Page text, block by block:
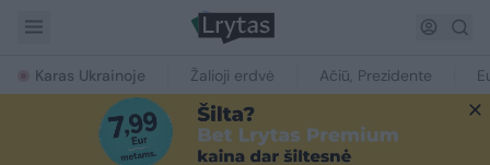
Karas Ukrainoje Žalioji erdvė Ačiū, Prezidente